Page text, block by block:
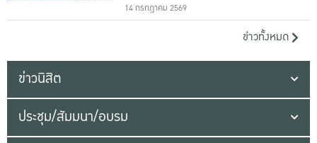
14 กรกฎาคม 2569
ข่าวทั้งหมด
ข่าวนิสิต
ประชุม/สัมมนา/อบรม